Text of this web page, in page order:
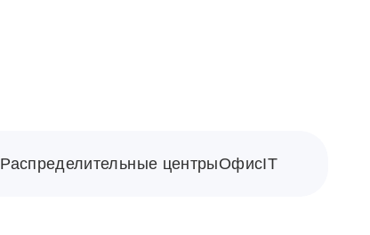
Распределительные центрыОфисIT